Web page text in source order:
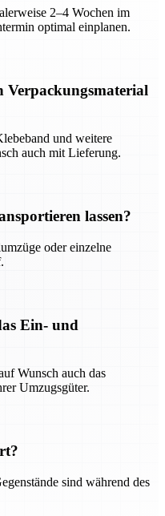
2–4 Wochen im
optimal einplanen.
Verpackungsmaterial
und weitere
auch mit Lieferung.
lassen?
oder einzelne
Ein- und
Wunsch auch das
Umzugsgüter.
sind während des